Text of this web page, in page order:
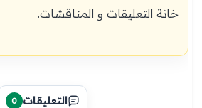
خانة التعليقات و المناقشات.
التعليقات 0